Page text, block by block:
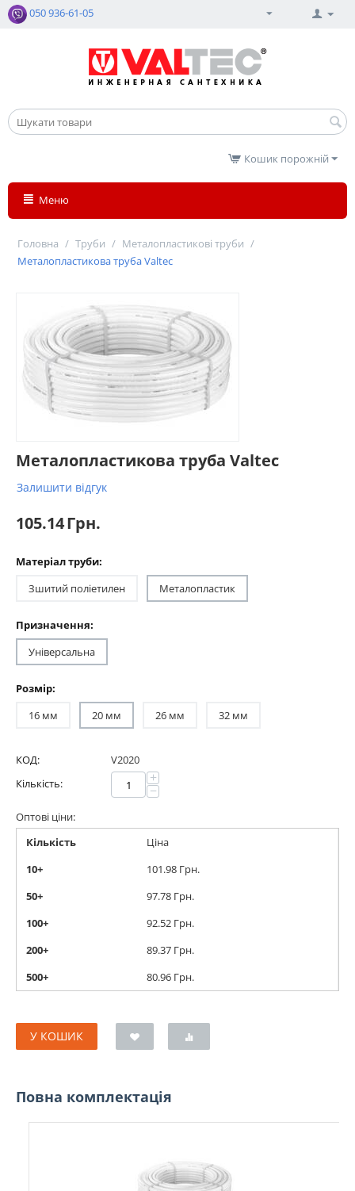
050 936-61-05
Кошик порожній
Меню
Головна / Труби / Металопластикові труби /
Металопластикова труба Valtec
Металопластикова труба Valtec
Залишити відгук
105.14Грн.
Матеріал труби:
Зшитий поліетилен
Металопластик
Призначення:
Універсальна
Розмір:
16 мм
20 мм 26 мм 32 мм
КОД:
V2020
Кількість:
+
−
Оптові ціни:
Кількість
Ціна
10+
101.98 Грн.
50+
97.78 Грн.
100+
92.52 Грн.
200+
89.37 Грн.
500+
80.96 Грн.
У КОШИК
Повна комплектація